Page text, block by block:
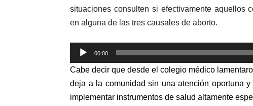
situaciones consulten si efectivamente aquellos
en alguna de las tres causales de aborto.
Reproductor
de
audio
00:00
Cabe decir que desde el colegio médico
deja a la comunidad sin una atención oportuna
implementar instrumentos de salud altamente